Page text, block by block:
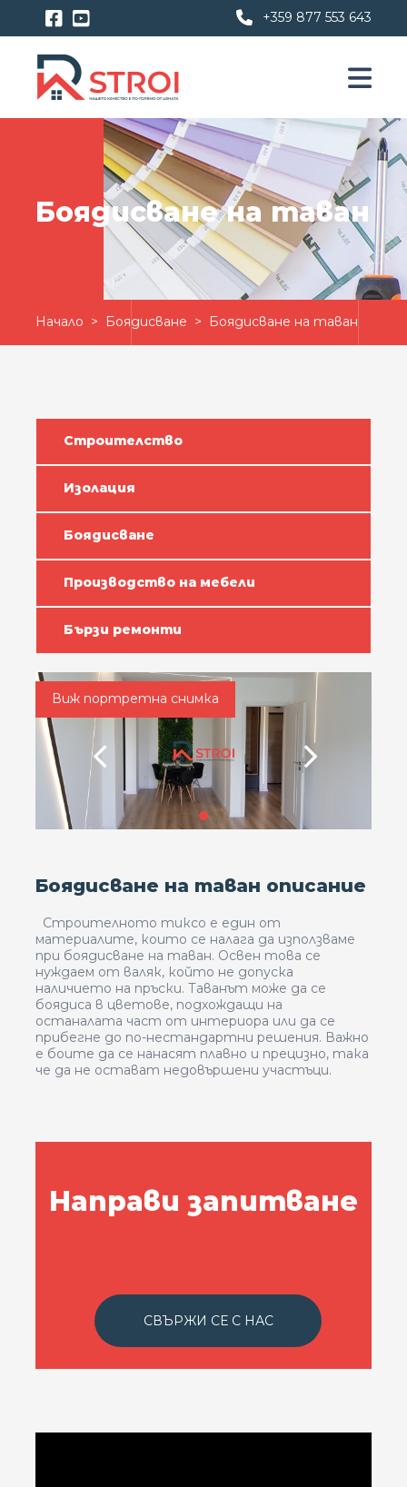
+359 877 553 643
Боядисване на таван
Начало > Боядисване > Боядисване на таван
Строителство
Изолация
Боядисване
Производство на мебели
Бързи ремонти
Виж портретна снимка
Боядисване на таван описание
Строителното тиксо е един от
материалите, които се налага да използваме
при боядисване на таван. Освен това се
нуждаем от валяк, който не допуска
наличието на пръски. Таванът може да се
боядиса в цветове, подхождащи на
останалата част от интериора или да се
прибегне до по-нестандартни решения. Важно
е боите да се нанасят плавно и прецизно, така
че да не остават недовършени участъци.
Направи запитване
СВЪРЖИ СЕ С НАС